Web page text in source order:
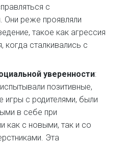
с
Они реже проявляли
такое как агрессия
когда сталкивались с
уверенности:
позитивные,
игры с родителями, были
в себе при
как с новыми, так и со
Эта